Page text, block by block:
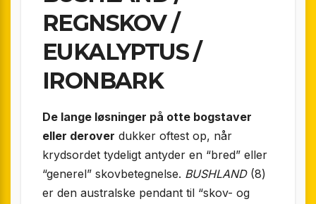
REGNSKOV /
EUKALYPTUS /
IRONBARK
De lange løsninger på otte bogstaver
eller derover dukker oftest op, når
krydsordet tydeligt antyder en “bred” eller
“generel” skovbetegnelse. BUSHLAND(8)
er den australske pendant til “skov- og